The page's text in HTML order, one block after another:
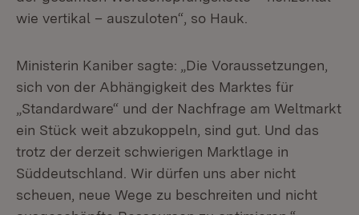
wie vertikal – auszuloten“, so Hauk.
Ministerin Kaniber sagte: „Die Voraussetzungen,
sich von der Abhängigkeit des Marktes für
„Standardware“ und der Nachfrage am Weltmarkt
ein Stück weit abzukoppeln, sind gut. Und das
trotz der derzeit schwierigen Marktlage in
Süddeutschland. Wir dürfen uns aber nicht
scheuen, neue Wege zu beschreiten und nicht